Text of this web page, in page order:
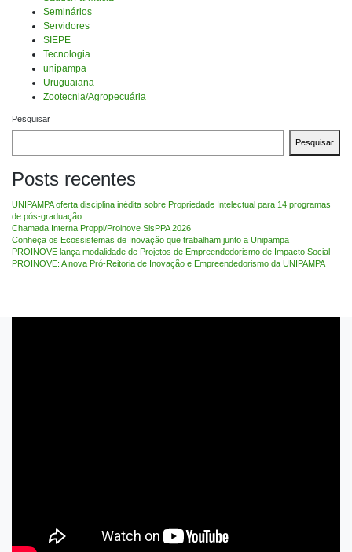
Seminários
Servidores
SIEPE
Tecnologia
unipampa
Uruguaiana
Zootecnia/Agropecuária
Pesquisar
Pesquisar
Posts recentes
UNIPAMPA oferta disciplina inédita sobre Propriedade Intelectual para 14 programas
de pós-graduação
Chamada Interna Proppi/Proinove SisPPA 2026
Conheça os Ecossistemas de Inovação que trabalham junto a Unipampa
PROINOVE lança modalidade de Projetos de Empreendedorismo de Impacto Social
PROINOVE: A nova Pró-Reitoria de Inovação e Empreendedorismo da UNIPAMPA